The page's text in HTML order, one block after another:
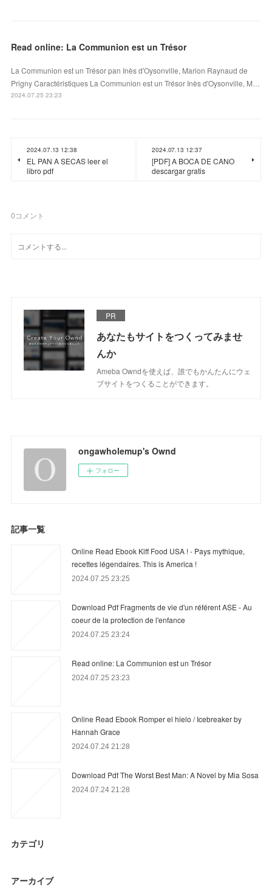
Read online: La Communion est un Trésor
La Communion est un Trésor pan Inès d'Oysonville, Marion Raynaud de
Prigny Caractéristiques La Communion est un Trésor Inès d'Oysonville, M…
2024.07.25 23:23
2024.07.13 12:38
EL PAN A SECAS leer el
libro pdf
2024.07.13 12:37
[PDF] A BOCA DE CANO
descargar gratis
0コメント
PR
あなたもサイトをつくってみませ
んか
Ameba Owndを使えば、誰でもかんたんにウェ
ブサイトをつくることができます。
ongawholemup's Ownd
フォロー
記事一覧
Online Read Ebook Kiff Food USA ! - Pays mythique,
recettes légendaires. This is America !
2024.07.25 23:25
Download Pdf Fragments de vie d'un référent ASE - Au
coeur de la protection de l'enfance
2024.07.25 23:24
Read online: La Communion est un Trésor
2024.07.25 23:23
Online Read Ebook Romper el hielo / Icebreaker by
Hannah Grace
2024.07.24 21:28
Download Pdf The Worst Best Man: A Novel by Mia Sosa
2024.07.24 21:28
カテゴリ
アーカイブ